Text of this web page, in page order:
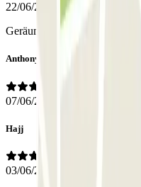
22/06/2026
Geräumig Sauber, es gibt
Anthony
07/06/2026
Hajj
03/06/2026